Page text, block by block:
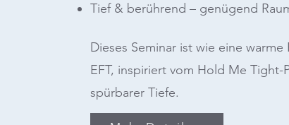
Tief & berührend – genügend
Dieses Seminar ist wie eine
EFT, inspiriert vom Hold Me
spürbarer Tiefe.